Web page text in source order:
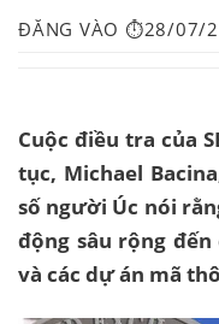
ĐĂNG VÀO ⏱️28/07/
Cuộc điều tra của
tục, Michael
số người Úc nói
động sâu rộng
và các dự án mã